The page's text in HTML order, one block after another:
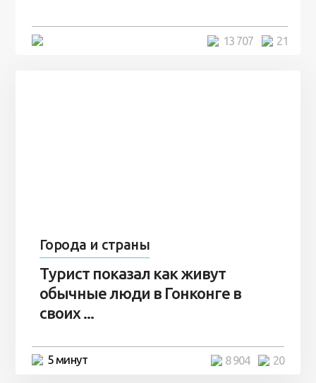
21
13 707
Города и страны
Турист показал как живут
обычные люди в Гонконге в
своих ...
5 минут 20
8 904